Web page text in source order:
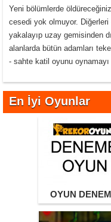
Yeni bölümlerde
cesedi yok olmuyor.
yakalayıp uzay gemisinden
alanlarda bütün adamları
- sahte katil oyunu oynamayı
En İyi Oyunlar
OYUN